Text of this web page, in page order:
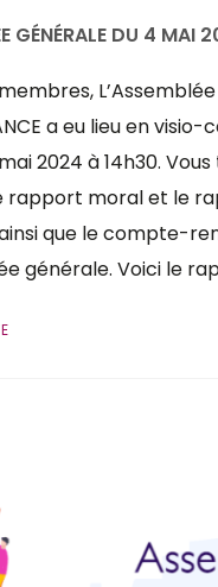
GÉNÉRALE DU 4 MAI
a eu lieu en
2024 à 14h30.
rapport moral et le
que le compte-
générale. Voici le